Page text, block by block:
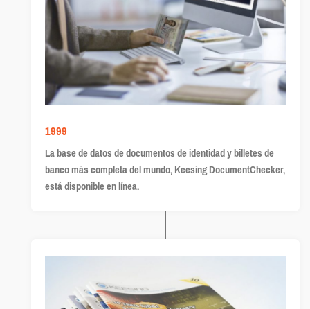
1999
La base de datos de documentos de identidad y billetes de
banco más completa del mundo, Keesing DocumentChecker,
está disponible en línea.